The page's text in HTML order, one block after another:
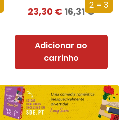
2 = 3
23,30€16,31€
Adicionar ao
carrinho